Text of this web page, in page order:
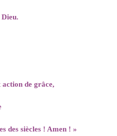
action de grâce,
des siècles ! Amen ! »